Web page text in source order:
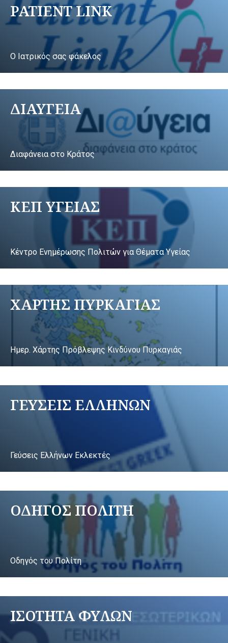
PATIENT LINK
Ο Ιατρικός σας φάκελος
ΔΙΑΥΓΕΙΑ
Διαφάνεια στο Κράτος
ΚΕΠ ΥΓΕΙΑΣ
Κέντρο Ενημέρωσης Πολιτών για Θέματα Υγείας
ΧΑΡΤΗΣ ΠΥΡΚΑΓΙΑΣ
Ημερ. Χάρτης Πρόβλεψης Κινδύνου Πυρκαγιάς
ΓΕΥΣΕΙΣ ΕΛΛΗΝΩΝ
Γεύσεις Ελλήνων Εκλεκτές
ΟΔΗΓΟΣ ΠΟΛΙΤΗ
Οδηγός του Πολίτη
ΙΣΟΤΗΤΑ ΦΥΛΩΝ